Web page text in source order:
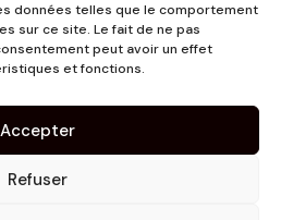
données telles que le comportement
sur ce site. Le fait de ne pas
peut avoir un effet
et fonctions.
Accepter
Refuser